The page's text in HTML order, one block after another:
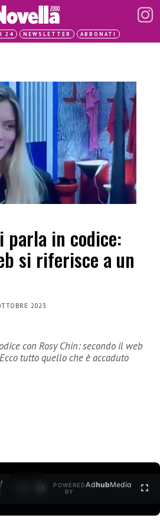
24 NEWSLETTER ABBONATI
in codice:
si riferisce a un
2023
con Rosy Chin: secondo il web
tutto quello che è accaduto
POWERED
BY
AdhubMedia